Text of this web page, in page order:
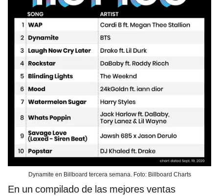
Dynamite en Billboard tercera semana. Foto: Billboard Charts
En un compilado de las mejores ventas